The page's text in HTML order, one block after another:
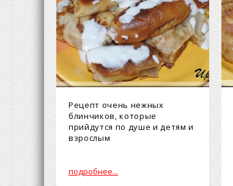
Рецепт очень нежных
блинчиков, которые
прийдутся по душе и детям и
взpослым
подробнее...